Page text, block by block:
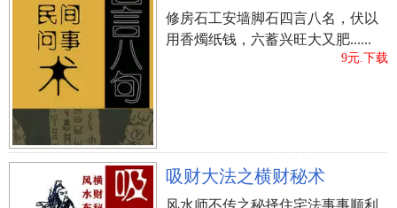
修房石工安墙脚石四言八名，伏以
用香燭纸钱，六蓄兴旺大又肥......
9元.下载
吸财大法之横财秘术
风水师不传之秘择住宅法事事顺利